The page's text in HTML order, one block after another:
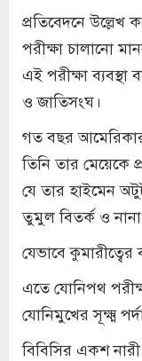
প্রতিবেদনে
পরীক্ষা চালানো
এই পরীক্ষা ব্যবস্থা
ও জাতিসংঘ।
গত বছর আমেরিকার
তিনি তার মেয়েকে
যে তার হাইমেন
তুমুল বিতর্ক ও নানা
যেভাবে
এতে যোনিপথ
যোনিমুখের সূক্ষ্ম
বিবিসির একশ